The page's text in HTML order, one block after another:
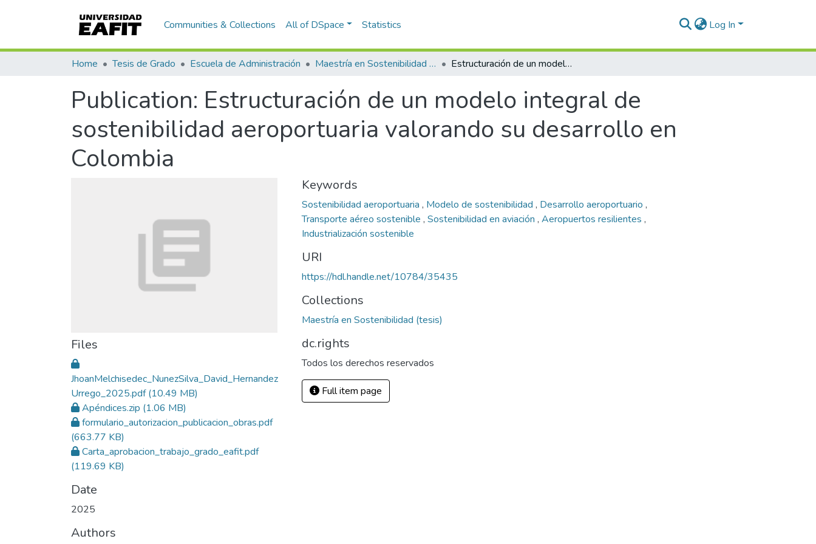
Communities & Collections All of DSpace Statistics Log In
Home Tesis de Grado Escuela de Administración Maestría en Sostenibilidad (tesis) Estructuración de un modelo integral de sostenibilidad aeroportuaria valorando su desarrollo en Colombia
Publication: Estructuración de un modelo integral de
sostenibilidad aeroportuaria valorando su desarrollo en
Colombia
Files
JhoanMelchisedec_NunezSilva_David_Hernandez
Urrego_2025.pdf(10.49 MB)
Apéndices.zip (1.06 MB)
formulario_autorizacion_publicacion_obras.pdf
(663.77 KB)
Carta_aprobacion_trabajo_grado_eafit.pdf
(119.69 KB)
Date
2025
Authors
Keywords
Sostenibilidad aeroportuaria , Modelo de sostenibilidad , Desarrollo aeroportuario ,
Transporte aéreo sostenible , Sostenibilidad en aviación , Aeropuertos resilientes ,
Industrialización sostenible
URI
https://hdl.handle.net/10784/35435
Collections
Maestría en Sostenibilidad (tesis)
dc.rights
Todos los derechos reservados
Full item page